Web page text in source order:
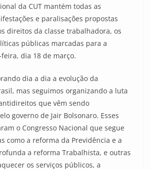
da CUT mantém todas as
e paralisações propostas
direitos da classe trabalhadora, os
públicas marcadas para a
dia 18 de março.
dia a dia a evolução da
mas seguimos organizando a luta
que vêm sendo
governo de Jair Bolsonaro. Esses
o Congresso Nacional que segue
como a reforma da Previdência e a
a reforma Trabalhista, e outras
os serviços públicos, a